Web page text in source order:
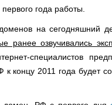
года работы.
на сегодняшний
ранее озвучивались
специалистов
концу 2011 года будет